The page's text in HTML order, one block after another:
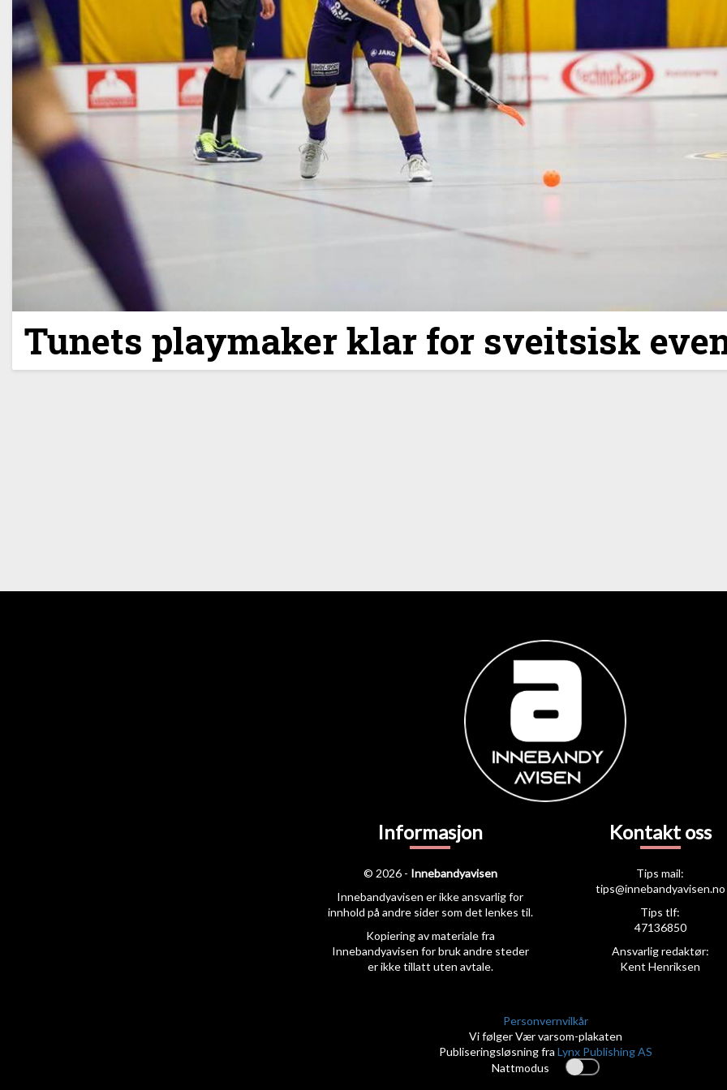
Tunets playmaker klar for sveitsisk
Informasjon
© 2026 - Innebandyavisen
Innebandyavisen er ikke ansvarlig for
innhold på andre sider som det lenkes til.
Kopiering av materiale fra
Innebandyavisen for bruk andre steder
er ikke tillatt uten avtale.
Kontakt oss
Tips mail:
tips@innebandyavisen.no
Tips tlf:
47136850
Ansvarlig redaktør:
Kent Henriksen
Personvernvilkår
Vi følger Vær varsom-plakaten
Publiseringsløsning fra Lynx Publishing AS
Nattmodus